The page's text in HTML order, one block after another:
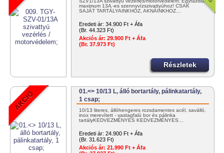
maximum 13A -es szennyvízszivattyúhoz! CSAK
SAJÁT TARTÁLYAINKHOZ, AKNÁINKHOZ…
Eredeti ár: 34.900 Ft + Áfa
(Br. 44.323 Ft)
Akciós ár: 29.900 Ft + Áfa
(Br. 37.973 Ft)
Részletek
01.<> 10/13 L, álló bortartály, pálinkatartály,
1 csap;
10/13 literes, állóhengeres rozsdamentes acél, saválló,
inox merevített - vastagfalú bor és pálinka
tartályKEDVEZMÉNYES KEDVEZMÉNYES…
Eredeti ár: 24.900 Ft + Áfa
(Br. 31.623 Ft)
Akciós ár: 21.990 Ft + Áfa